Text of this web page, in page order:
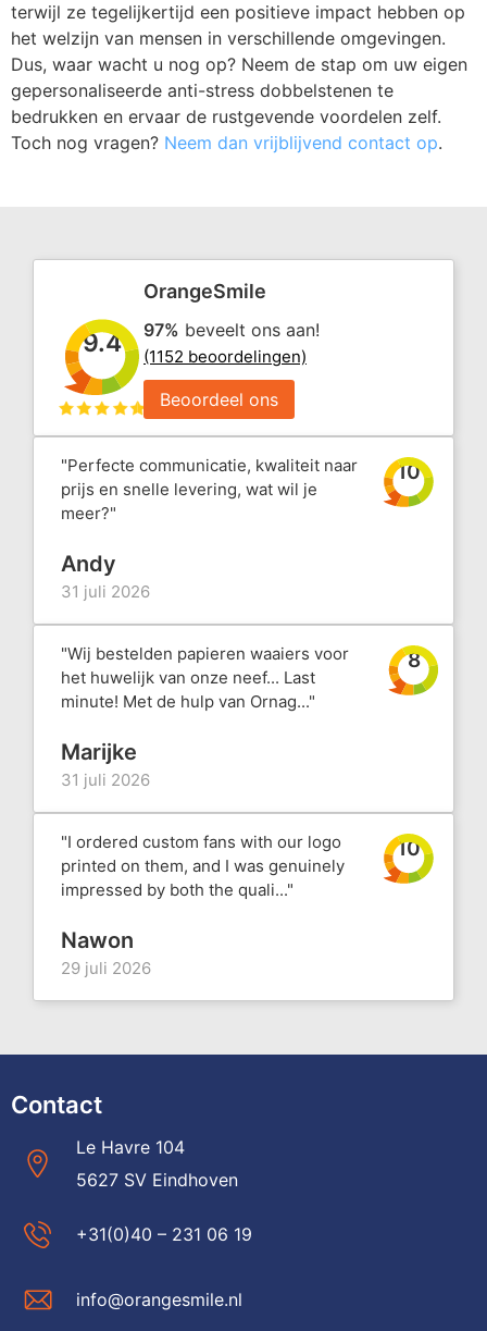
terwijl ze tegelijkertijd een positieve impact hebben op
het welzijn van mensen in verschillende omgevingen.
Dus, waar wacht u nog op? Neem de stap om uw eigen
gepersonaliseerde anti-stress dobbelstenen te
bedrukken en ervaar de rustgevende voordelen zelf.
Toch nog vragen? Neem dan vrijblijvend contact op.
9.4
OrangeSmile
97% beveelt ons aan!
(1152 beoordelingen)
Beoordeel ons
"Perfecte communicatie, kwaliteit naar
prijs en snelle levering, wat wil je
meer?"
10
Andy
31 juli 2026
"Wij bestelden papieren waaiers voor
het huwelijk van onze neef... Last
minute! Met de hulp van Ornag..."
8
Marijke
31 juli 2026
"I ordered custom fans with our logo
printed on them, and I was genuinely
impressed by both the quali..."
10
Nawon
29 juli 2026
Contact
Le Havre 104
5627 SV Eindhoven
+31(0)40 – 231 06 19
info@orangesmile.nl